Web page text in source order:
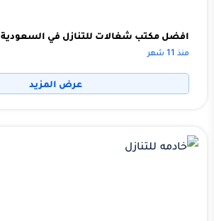
افضل مكتب شغالات للتنازل في السعودية
منذ 11 شهر
عرض المزيد